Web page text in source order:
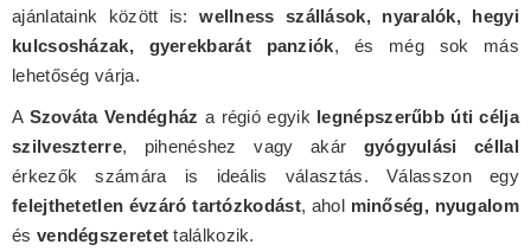
ajánlataink között is:wellness szállások, nyaralók, hegyi
kulcsosházak, gyerekbarát panziók, és még sok más
lehetőség várja.
A Szováta Vendégház a régió egyik legnépszerűbb úti célja
szilveszterre, pihenéshez vagy akár gyógyulási céllal
érkezők számára is ideális választás. Válasszon egy
felejthetetlen évzáró tartózkodást, ahol minőség, nyugalom
és vendégszeretet találkozik.